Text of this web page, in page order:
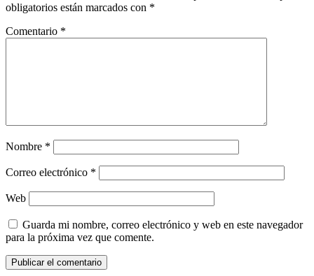
obligatorios están marcados con *
Comentario *
Nombre *
Correo electrónico *
Web
Guarda mi nombre, correo electrónico y web en este navegador
para la próxima vez que comente.